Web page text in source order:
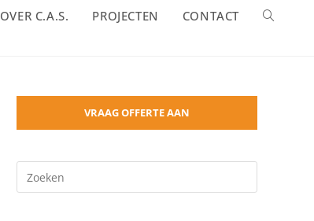
OVER C.A.S. PROJECTEN CONTACT Toggle
VRAAG OFFERTE AAN
op